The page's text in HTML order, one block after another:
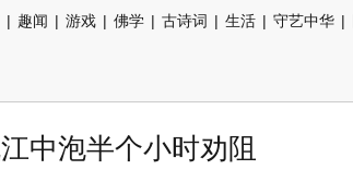
| 趣闻 | 游戏 | 佛学 | 古诗词 | 生活 | 守艺中华 |
中泡半个小时劝阻